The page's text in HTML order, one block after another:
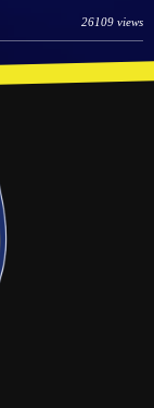
26109 views